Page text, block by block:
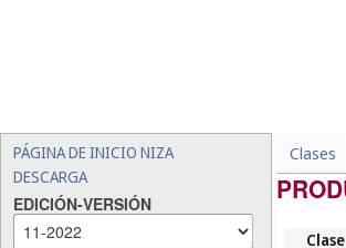
PÁGINA DE INICIO NIZA
DESCARGA
EDICIÓN-VERSIÓN
Clases
Clase